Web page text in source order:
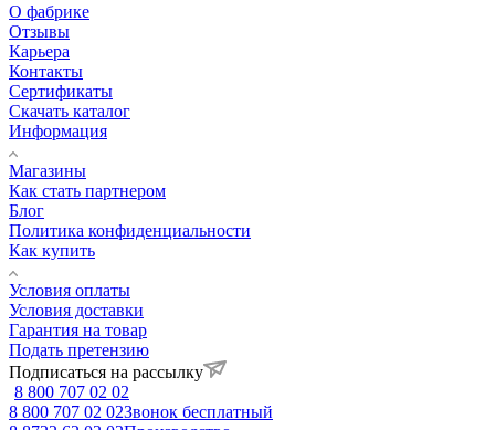
О фабрике
Отзывы
Карьера
Контакты
Сертификаты
Скачать каталог
Информация
Магазины
Как стать партнером
Блог
Политика конфиденциальности
Как купить
Условия оплаты
Условия доставки
Гарантия на товар
Подать претензию
Подписаться на рассылку
8 800 707 02 02
8 800 707 02 02Звонок бесплатный